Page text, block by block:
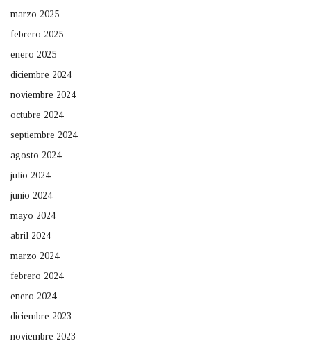
marzo 2025
febrero 2025
enero 2025
diciembre 2024
noviembre 2024
octubre 2024
septiembre 2024
agosto 2024
julio 2024
junio 2024
mayo 2024
abril 2024
marzo 2024
febrero 2024
enero 2024
diciembre 2023
noviembre 2023